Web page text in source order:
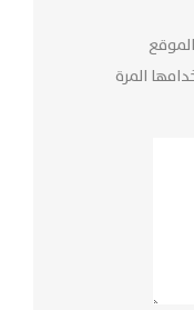
المرة